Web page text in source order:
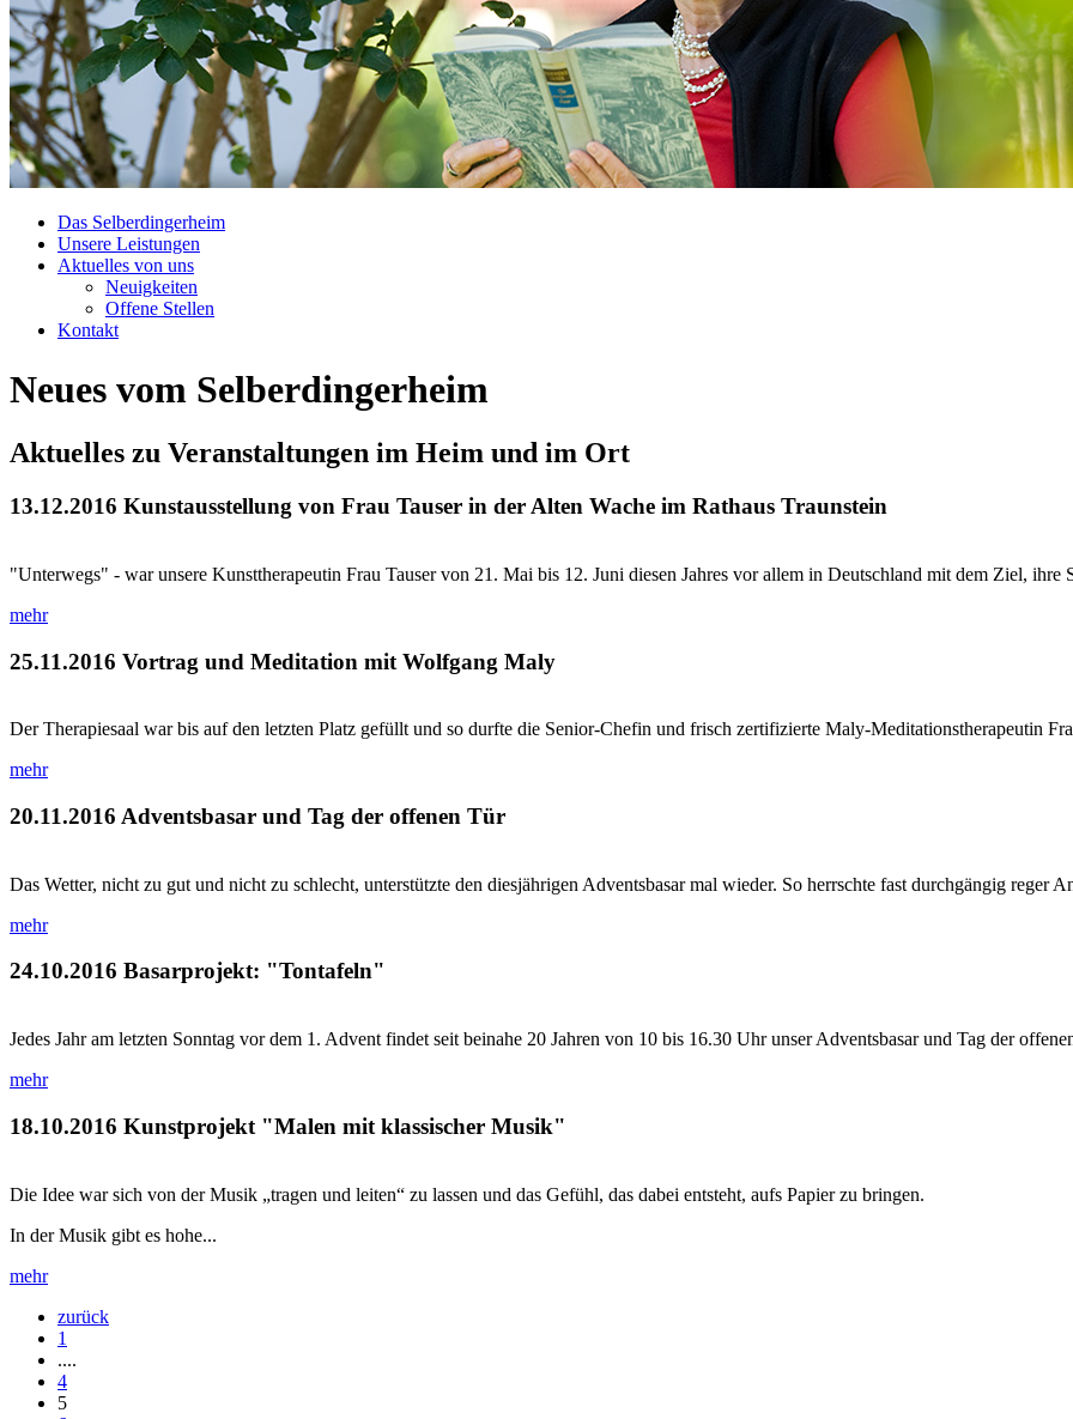
Das Selberdingerheim
Unsere Leistungen
Aktuelles von uns
Neuigkeiten
Offene Stellen
Kontakt
Neues vom Selberdingerheim
Aktuelles zu Veranstaltungen im Heim und im Ort
13.12.2016 Kunstausstellung von Frau Tauser in der Alten Wache im Rathaus Traunstein
"Unterwegs" - war unsere Kunsttherapeutin Frau Tauser von 21. Mai bis 12. Juni diesen Jahres vor allem in Deutschland mit dem Ziel, ihre
mehr
25.11.2016 Vortrag und Meditation mit Wolfgang Maly
Der Therapiesaal war bis auf den letzten Platz gefüllt und so durfte die Senior-Chefin und frisch zertifizierte Maly-Meditationstherapeutin
mehr
20.11.2016 Adventsbasar und Tag der offenen Tür
Das Wetter, nicht zu gut und nicht zu schlecht, unterstützte den diesjährigen Adventsbasar mal wieder. So herrschte fast durchgängig reger
mehr
24.10.2016 Basarprojekt: "Tontafeln"
Jedes Jahr am letzten Sonntag vor dem 1. Advent findet seit beinahe 20 Jahren von 10 bis 16.30 Uhr unser Adventsbasar und Tag der
mehr
18.10.2016 Kunstprojekt "Malen mit klassischer Musik"
Die Idee war sich von der Musik „tragen und leiten“ zu lassen und das Gefühl, das dabei entsteht, aufs Papier zu bringen.
In der Musik gibt es hohe...
mehr
zurück
1
....
4
5